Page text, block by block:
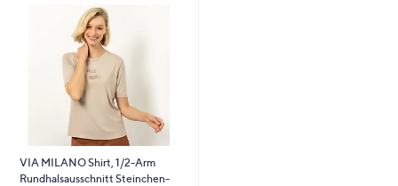
VIA MILANO Shirt, 1/2-Arm
Rundhalsausschnitt Steinchen-